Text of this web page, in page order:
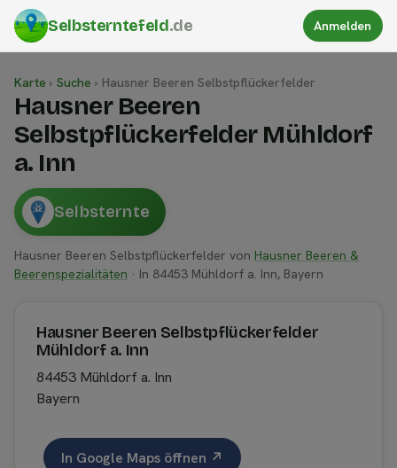
Selbsterntefeld.de Anmelden
Karte › Suche › Hausner Beeren Selbstpflückerfelder
Hausner Beeren
Selbstpflückerfelder Mühldorf
a. Inn
Selbsternte
Hausner Beeren Selbstpflückerfelder von Hausner Beeren &
Beerenspezialitäten · In 84453 Mühldorf a. Inn, Bayern
Hausner Beeren Selbstpflückerfelder
Mühldorf a. Inn
84453 Mühldorf a. Inn
Bayern
In Google Maps öffnen ↗